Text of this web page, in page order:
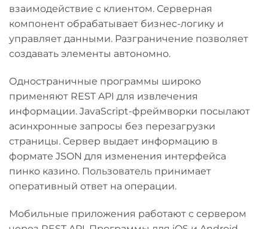
взаимодействие с клиентом. Серверная
компонент обрабатывает бизнес-логику и
управляет данными. Разграничение позволяет
создавать элементы автономно.
Одностраничные программы широко
применяют REST API для извлечения
информации. JavaScript-фреймворки посылают
асинхронные запросы без перезагрузки
страницы. Сервер выдает информацию в
формате JSON для изменения интерфейса
пинко казино. Пользователь принимает
оперативный ответ на операции.
Мобильные приложения работают с сервером